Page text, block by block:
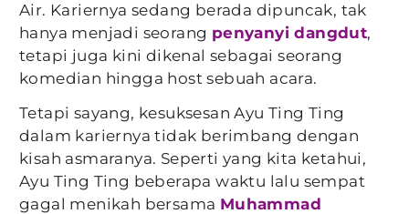
Air. Kariernya sedang berada dipuncak, tak
hanya menjadi seorang penyanyi dangdut,
tetapi juga kini dikenal sebagai seorang
komedian hingga host sebuah acara.
Tetapi sayang, kesuksesan Ayu Ting Ting
dalam kariernya tidak berimbang dengan
kisah asmaranya. Seperti yang kita ketahui,
Ayu Ting Ting beberapa waktu lalu sempat
gagal menikah bersama Muhammad